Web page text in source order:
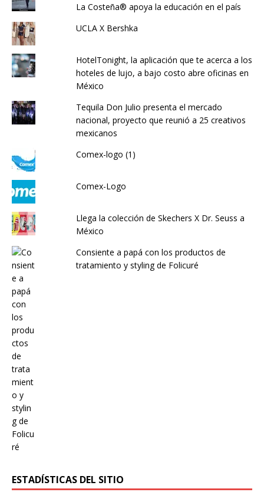
La Costeña® apoya la educación en el país
UCLA X Bershka
HotelTonight, la aplicación que te acerca a los
hoteles de lujo, a bajo costo abre oficinas en
México
Tequila Don Julio presenta el mercado
nacional, proyecto que reunió a 25 creativos
mexicanos
Comex-logo (1)
Comex-Logo
Llega la colección de Skechers X Dr. Seuss a
México
Consiente a papá con los productos de
tratamiento y styling de Folicuré
ESTADÍSTICAS DEL SITIO